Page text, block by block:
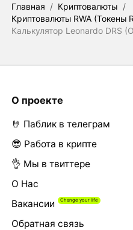
Главная / Криптовалюты /
Криптовалюты RWA (Токены
Калькулятор Leonardo DRS
О проекте
🤘 Паблик в телеграм
😎 Работа в крипте
👌 Мы в твиттере
О Нас
Вакансии
Обратная связь